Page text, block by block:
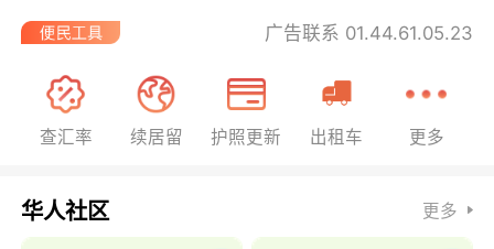
广告联系 01.44.61.05.23
查汇率 续居留 护照更新 出租车 更多
华人社区 更多